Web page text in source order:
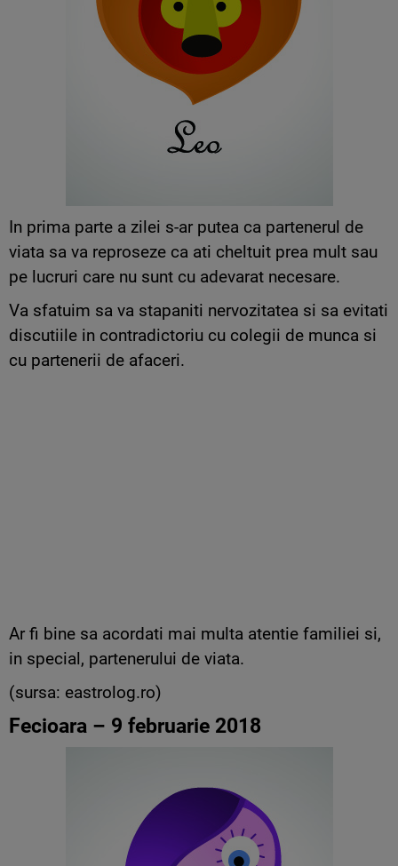
In prima parte a zilei s-ar putea ca partenerul de
viata sa va reproseze ca ati cheltuit prea mult sau
pe lucruri care nu sunt cu adevarat necesare.
Va sfatuim sa va stapaniti nervozitatea si sa evitati
discutiile in contradictoriu cu colegii de munca si
cu partenerii de afaceri.
Ar fi bine sa acordati mai multa atentie familiei si,
in special, partenerului de viata.
(sursa: eastrolog.ro)
Fecioara – 9 februarie 2018